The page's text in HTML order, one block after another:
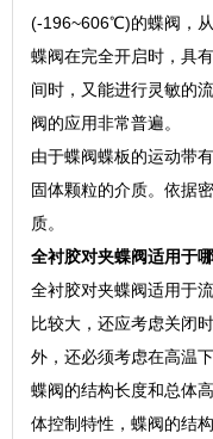
(-196~606℃)的蝶阀，从
蝶阀在完全开启时，具
间时，又能进行灵敏的
阀的应用非常普遍。
由于蝶阀蝶板的运动带
固体颗粒的介质。依据
质。
全衬胶对夹蝶阀适用于
全衬胶对夹蝶阀适用于
比较大，还应考虑关闭
外，还必须考虑在高温
蝶阀的结构长度和总体
体控制特性，蝶阀的结